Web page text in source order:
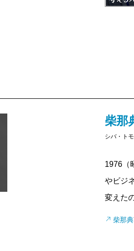
最後の
巡る力
るフォ
が“密”
コロナ
柴那
シバ・ト
1976（
やビジ
変えた
柴那